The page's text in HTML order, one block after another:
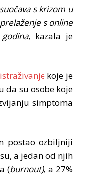
s krizom u
s online
, kazala je
istraživanje koje je
da su osobe koje
simptoma
postao ozbiljniji
a jedan od njih
(burnout), a 27%